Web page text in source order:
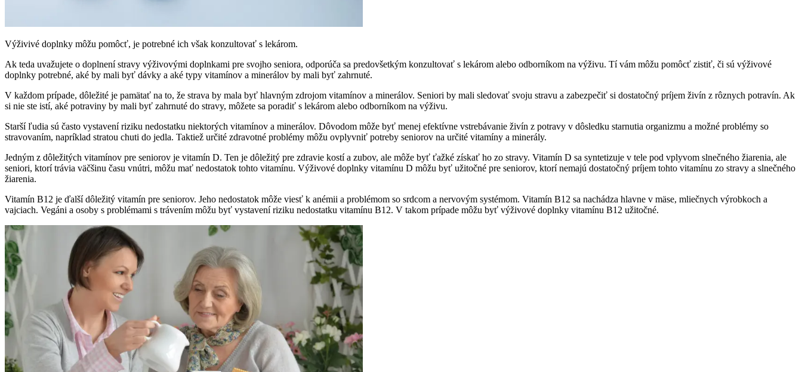
Výživivé doplnky môžu pomôcť, je potrebné ich však konzultovať s lekárom.
Ak teda uvažujete o doplnení stravy výživovými doplnkami pre svojho seniora, odporúča sa predovšetkým konzultovať s lekárom alebo odborníkom na výživu. Tí vám môžu pomôcť zistiť, či sú výživové
doplnky potrebné, aké by mali byť dávky a aké typy vitamínov a minerálov by mali byť zahrnuté.
V každom prípade, dôležité je pamätať na to, že strava by mala byť hlavným zdrojom vitamínov a minerálov. Seniori by mali sledovať svoju stravu a zabezpečiť si dostatočný príjem živín z rôznych potravín. Ak
si nie ste istí, aké potraviny by mali byť zahrnuté do stravy, môžete sa poradiť s lekárom alebo odborníkom na výživu.
Starší ľudia sú často vystavení riziku nedostatku niektorých vitamínov a minerálov. Dôvodom môže byť menej efektívne vstrebávanie živín z potravy v dôsledku starnutia organizmu a možné problémy so
stravovaním, napríklad stratou chuti do jedla. Taktiež určité zdravotné problémy môžu ovplyvniť potreby seniorov na určité vitamíny a minerály.
Jedným z dôležitých vitamínov pre seniorov je vitamín D. Ten je dôležitý pre zdravie kostí a zubov, ale môže byť ťažké získať ho zo stravy. Vitamín D sa syntetizuje v tele pod vplyvom slnečného žiarenia, ale
seniori, ktorí trávia väčšinu času vnútri, môžu mať nedostatok tohto vitamínu. Výživové doplnky vitamínu D môžu byť užitočné pre seniorov, ktorí nemajú dostatočný príjem tohto vitamínu zo stravy a slnečného
žiarenia.
Vitamín B12 je ďalší dôležitý vitamín pre seniorov. Jeho nedostatok môže viesť k anémii a problémom so srdcom a nervovým systémom. Vitamín B12 sa nachádza hlavne v mäse, mliečnych výrobkoch a
vajciach. Vegáni a osoby s problémami s trávením môžu byť vystavení riziku nedostatku vitamínu B12. V takom prípade môžu byť výživové doplnky vitamínu B12 užitočné.